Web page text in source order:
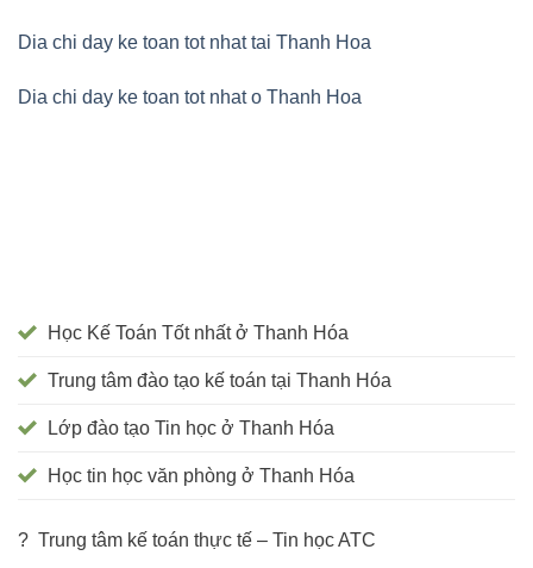
Dia chi day ke toan tot nhat tai Thanh Hoa
Dia chi day ke toan tot nhat o Thanh Hoa
Học Kế Toán Tốt nhất ở Thanh Hóa
Trung tâm đào tạo kế toán tại Thanh Hóa
Lớp đào tạo Tin học ở Thanh Hóa
Học tin học văn phòng ở Thanh Hóa
? Trung tâm kế toán thực tế – Tin học ATC